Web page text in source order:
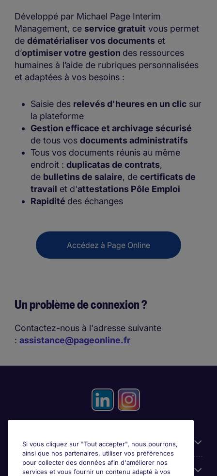
Développé par Michael Page Interim
Management, ce service gratuit vous permet
de dématérialiser vos documents et
d’optimiser votre gestion des ressources
humaines à l’aide de rubriques personnalisées
et adaptées à vos besoins :
Saisie des relevés d'heures en un clic sur
la plateforme
Gestion efficace et archivage sécurisé
de tous vos documents administratifs
Tous vos documents réunis au même
endroit : duplicatas de contrats,
de bulletins de salaire, de certificats de
travail et d'attestations Pôle Emploi
Rapidité des échanges
Accédez à Page Online
Un problème de connexion ?
Contactez-nous à l'adresse suivante
: assistance@pageonline.fr
Candidats
Entreprises
Si vous cliquez sur "Tout accepter", nous pourrons,
ainsi que nos partenaires, utiliser vos préférences
pour collecter des données afin d'améliorer nos
services et vous fournir un contenu adapté à vos